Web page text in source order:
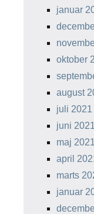
januar
oktober
august
juli 2021
juni 2021
maj 2021
april
marts
januar